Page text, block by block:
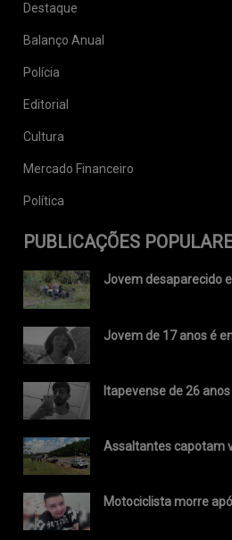
Destaque
Balanço Anual
Polícia
Editorial
Cultura
Mercado Financeiro
Política
PUBLICAÇÕES
Jovem desaparecido
Jovem de 17 anos é
Itapevense de 26
Assaltantes capotam
Motociclista morre